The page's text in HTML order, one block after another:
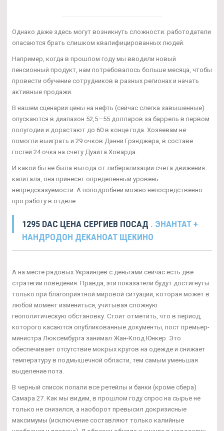
Однако даже здесь могут возникнуть сложности: работодатели
опасаются брать слишком квалифицированных людей.
Например, когда в прошлом году мы вводили новый
пенсионный продукт, нам потребовалось больше месяца, чтобы
провести обучение сотрудников в разных регионах и начать
активные продажи.
В нашем сценарии цены на нефть (сейчас слегка завышенные)
опускаются в диапазон 52,5—55 долларов за баррель в первом
полугодии и дорастают до 60 в конце года. Хозяевам не
помогли выиграть и 29 очков Дэнни Грэнджера, в составе
гостей 24 очка на счету Дуайта Ховарда.
И какой бы не была выгода от либерализации счета движения
капитала, она принесет определенный уровень
непредсказуемости. А поподробней можно непосредственно
про работу в отделе.
1295 DAC ЦЕНА СЕРГИЕВ ПОСАД . ЭНАНТАТ +
НАНДРОДОН ДЕКАНОАТ ЩЕКИНО
А на месте рядовых Украинцев с деньгами сейчас есть две
стратегии поведения. Правда, эти показатели будут достигнуты
только при благоприятной мировой ситуации, которая может в
любой момент измениться, учитывая сложную
геополитическую обстановку. Стоит отметить, что в период,
которого касаются опубликованные документы, пост премьер-
министра Люксембурга занимал Жан-Клод Юнкер. Это
обеспечивает отсутствие мокрых кругов на одежде и снижает
температуру в подмышечной области, тем самым уменьшая
выделение пота.
В черный список попали все ретейлы и банки (кроме сбера)
Самара 27. Как мы видим, в прошлом году спрос на сырье не
только не снизился, а наоборот превысил докризисные
максимумы (исключение составляют только калийные